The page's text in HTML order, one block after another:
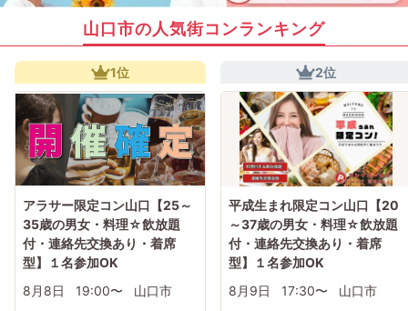
山口市の人気街コンランキング
1位
アラサー限定コン山口【25～
35歳の男女・料理☆飲放題
付・連絡先交換あり・着席
型】１名参加OK
8月8日
19:00〜 山口市
2位
平成生まれ限定コン山口【20
～37歳の男女・料理☆飲放題
付・連絡先交換あり・着席
型】１名参加OK
8月9日
17:30〜 山口市